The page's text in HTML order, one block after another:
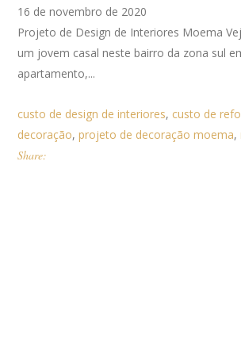
16 de novembro de 2020
Projeto de Design de Interiores Moema
um jovem casal neste bairro da zona sul
apartamento,...
custo de design de interiores, custo de
decoração, projeto de decoração moema,
Share: